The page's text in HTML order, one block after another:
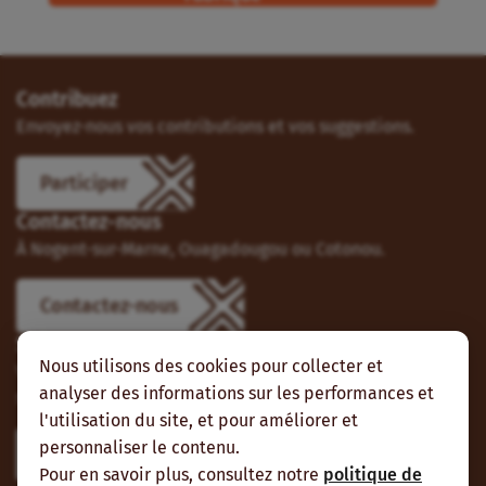
Nous utilisons des cookies pour collecter et
analyser des informations sur les performances et
l'utilisation du site, et pour améliorer et
personnaliser le contenu.
Pour en savoir plus, consultez notre politique de
Contribuez
Envoyez-nous vos contributions et vos suggestions.
Participer
Contactez-nous
À Nogent-sur-Marne, Ouagadougou ou Cotonou.
Contactez-nous
Suivez-nous
Vous pouvez aussi vous abonner à nos flux RSS et nous
suivre sur les réseaux sociaux.